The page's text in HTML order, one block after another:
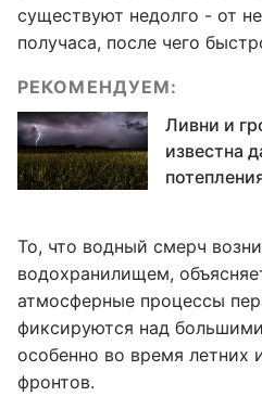
существуют недолго - от
получаса, после чего
РЕКОМЕНДУЕМ:
Ливни и
известна
То, что водный смерч
водохранилищем,
атмосферные процессы
фиксируются над
особенно во время летних
фронтов.